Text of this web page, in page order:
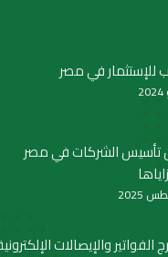
تأسيس الشركات في مصر
والإيصالات